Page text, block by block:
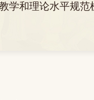
学和理论水平规范